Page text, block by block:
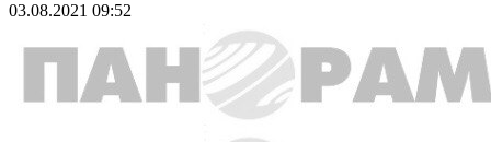
03.08.2021 09:52